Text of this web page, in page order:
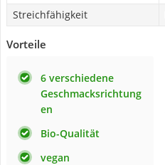
Streichfähigkeit
Vorteile
6 verschiedene
Geschmacksrichtung
en
Bio-Qualität
vegan